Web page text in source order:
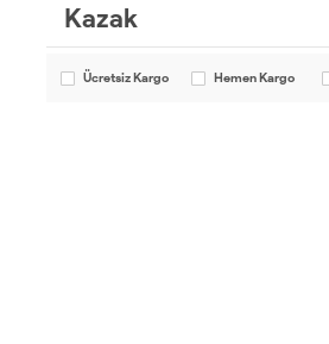
Kazak
Ücretsiz Kargo Hemen Kargo